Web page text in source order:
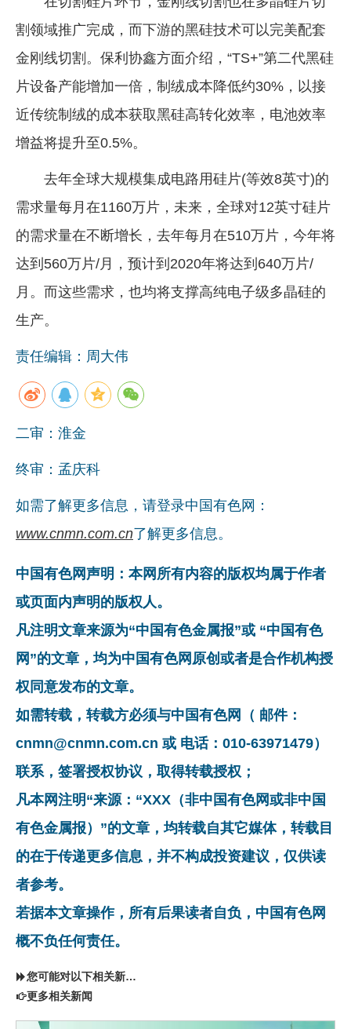
割领域推广完成，而下游的黑硅技术可以完美配套
金刚线切割。保利协鑫方面介绍，“TS+”第二代黑硅
片设备产能增加一倍，制绒成本降低约30%，以接
近传统制绒的成本获取黑硅高转化效率，电池效率
增益将提升至0.5%。
去年全球大规模集成电路用硅片(等效8英寸)的
需求量每月在1160万片，未来，全球对12英寸硅片
的需求量在不断增长，去年每月在510万片，今年将
达到560万片/月，预计到2020年将达到640万片/
月。而这些需求，也均将支撑高纯电子级多晶硅的
生产。
责任编辑：周大伟
二审：淮金
终审：孟庆科
如需了解更多信息，请登录中国有色网：
www.cnmn.com.cn了解更多信息。
中国有色网声明：本网所有内容的版权均属于作者
或页面内声明的版权人。
凡注明文章来源为“中国有色金属报”或 “中国有色
网”的文章，均为中国有色网原创或者是合作机构授
权同意发布的文章。
如需转载，转载方必须与中国有色网（ 邮件：
cnmn@cnmn.com.cn 或 电话：010-63971479）
联系，签署授权协议，取得转载授权；
凡本网注明“来源：“XXX（非中国有色网或非中国
有色金属报）”的文章，均转载自其它媒体，转载目
的在于传递更多信息，并不构成投资建议，仅供读
者参考。
若据本文章操作，所有后果读者自负，中国有色网
概不负任何责任。
您可能对以下相关新闻同样感兴趣
更多相关新闻